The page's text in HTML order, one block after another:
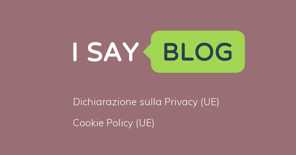
Dichiarazione sulla Privacy (UE)
Cookie Policy (UE)